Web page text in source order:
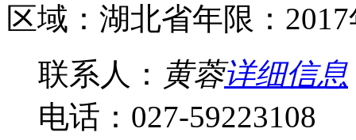
区域：湖北省年限：
联系人： 黄蓉详细信息
电话：027-59223108